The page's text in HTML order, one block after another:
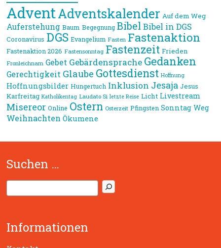
AdventAdventskalender Auf dem Weg
Auferstehung Baum Begegnung Bibel Bibel in DGS
Coronavirus DGS Evangelium Fasten Fastenaktion
Fastenaktion 2026 Fastensonntag Fastenzeit Frieden
Fronleichnam Gebet Gebärdensprache Gedanken
Gerechtigkeit Glaube Gottesdienst Hoffnung
Hoffnungsbilder Hungertuch Inklusion Jesaja Jesus
Karfreitag Katholikentag Laudato Si letzte Reise Licht Livestream
Misereor Online Ostern Osterzeit Pfingsten Sonntag Weg
Weihnachten Ökumene
Suchen …
u
e
n
Informationen